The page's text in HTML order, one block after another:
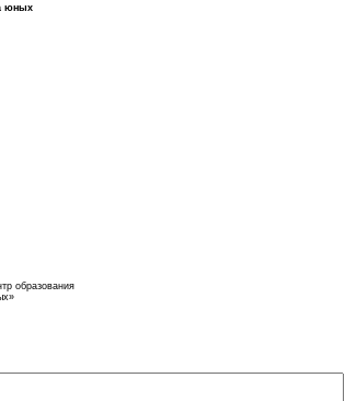
юных
образования